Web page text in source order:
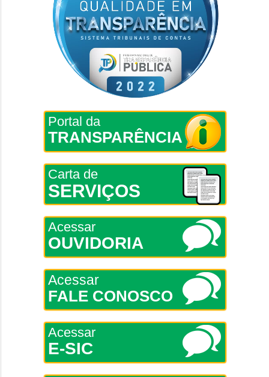
Portal da
TRANSPARÊNCIA
Carta de
SERVIÇOS
Acessar
OUVIDORIA
Acessar
FALE CONOSCO
Acessar
E-SIC